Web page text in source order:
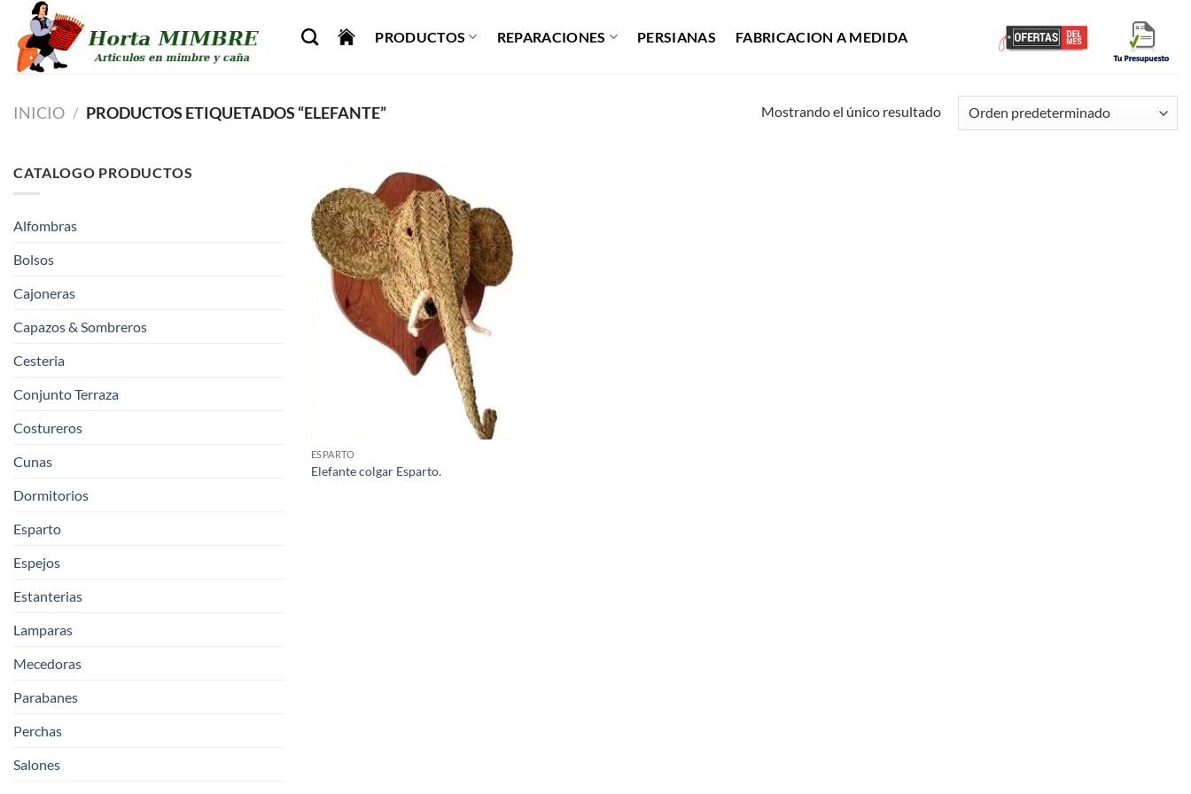
Saltar
contenido
PRODUCTOS REPARACIONES PERSIANAS FABRICACION A MEDIDA
INICIO / PRODUCTOS ETIQUETADOS “ELEFANTE” Mostrando el único resultado
CATALOGO PRODUCTOS
Alfombras
Bolsos
Cajoneras
Capazos & Sombreros
Cesteria
Conjunto Terraza
Costureros
Cunas
Dormitorios
Esparto
Espejos
Estanterias
Lamparas
Mecedoras
Parabanes
Perchas
Salones
ESPARTO
Elefante colgar Esparto.